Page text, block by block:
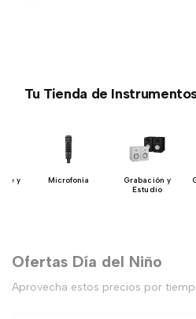
Tu Tienda de
y
Microfonía
Grabación y
Estudio
Ofertas Día del Niño
Aprovecha estos precios por